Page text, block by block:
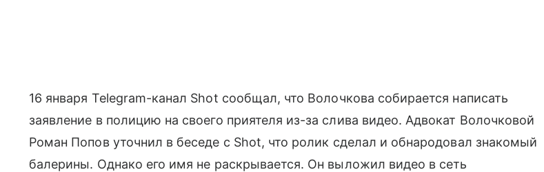
16 января Telegram-канал Shot сообщал, что Волочкова собирается написать
заявление в полицию на своего приятеля из-за слива видео. Адвокат Волочковой
Роман Попов уточнил в беседе с Shot, что ролик сделал и обнародовал знакомый
балерины. Однако его имя не раскрывается. Он выложил видео в сеть